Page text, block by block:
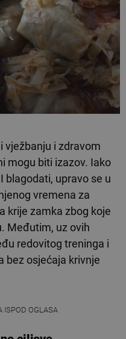
vježbanju i zdravom
mogu biti izazov. Iako
blagodati, upravo se u
vremena za
krije zamka zbog koje
Međutim, uz ovih
redovitog treninga i
bez osjećaja krivnje
ISPOD OGLASA